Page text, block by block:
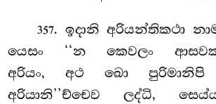
357. ඉදානිඅරියන්තිකථා
යෙසං ‘‘න කෙවලං
අරියං, අථ ඛො
අරියානි’’ච්චෙව ලද්ධි,